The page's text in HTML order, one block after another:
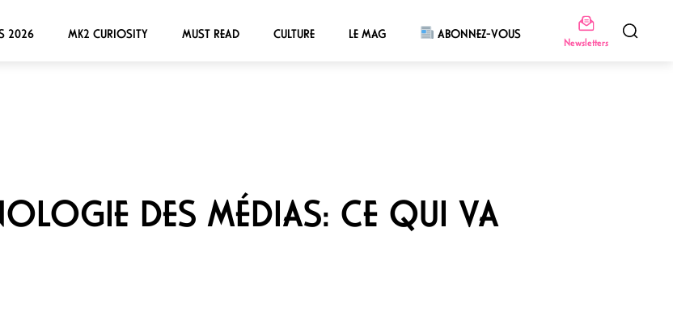
2026 MK2 CURIOSITY MUST READ CULTURE LE MAG ABONNEZ-VOUS
Newsletters
DES MÉDIAS: CE QUI VA